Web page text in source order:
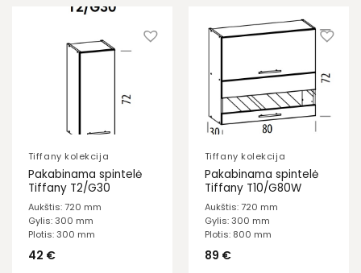
Tiffany kolekcija
Pakabinama spintelė
Tiffany T2/G30
Aukštis: 720 mm
Gylis: 300 mm
Plotis: 300 mm
42 €
Tiffany kolekcija
Pakabinama spintelė
Tiffany T10/G80W
Aukštis: 720 mm
Gylis: 300 mm
Plotis: 800 mm
89 €